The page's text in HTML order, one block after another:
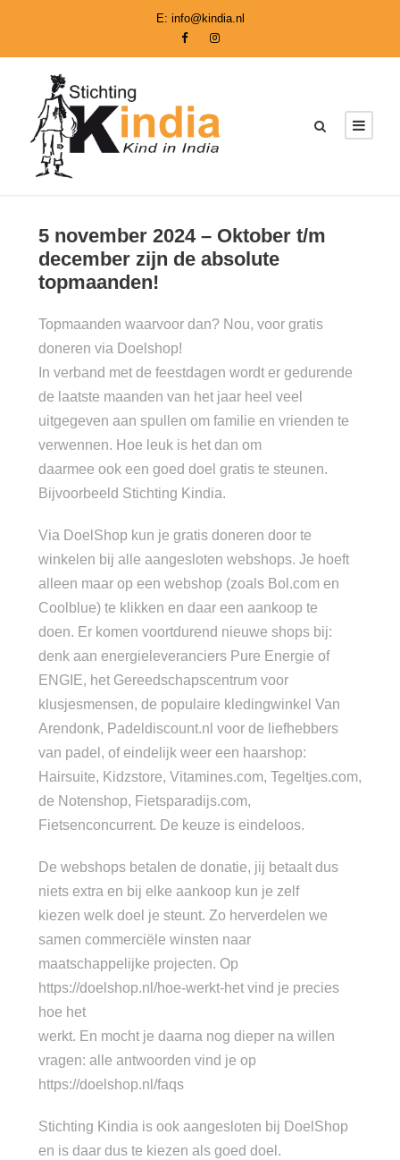
E: info@kindia.nl
5 november 2024 – Oktober t/m
december zijn de absolute
topmaanden!
Topmaanden waarvoor dan? Nou, voor gratis
doneren via Doelshop!
In verband met de feestdagen wordt er gedurende
de laatste maanden van het jaar heel veel
uitgegeven aan spullen om familie en vrienden te
verwennen. Hoe leuk is het dan om
daarmee ook een goed doel gratis te steunen.
Bijvoorbeeld Stichting Kindia.
Via DoelShop kun je gratis doneren door te
winkelen bij alle aangesloten webshops. Je hoeft
alleen maar op een webshop (zoals Bol.com en
Coolblue) te klikken en daar een aankoop te
doen. Er komen voortdurend nieuwe shops bij:
denk aan energieleveranciers Pure Energie of
ENGIE, het Gereedschapscentrum voor
klusjesmensen, de populaire kledingwinkel Van
Arendonk, Padeldiscount.nl voor de liefhebbers
van padel, of eindelijk weer een haarshop:
Hairsuite, Kidzstore, Vitamines.com, Tegeltjes.com,
de Notenshop, Fietsparadijs.com,
Fietsenconcurrent. De keuze is eindeloos.
De webshops betalen de donatie, jij betaalt dus
niets extra en bij elke aankoop kun je zelf
kiezen welk doel je steunt. Zo herverdelen we
samen commerciële winsten naar
maatschappelijke projecten. Op
https://doelshop.nl/hoe-werkt-het vind je precies
hoe het
werkt. En mocht je daarna nog dieper na willen
vragen: alle antwoorden vind je op
https://doelshop.nl/faqs
Stichting Kindia is ook aangesloten bij DoelShop
en is daar dus te kiezen als goed doel.